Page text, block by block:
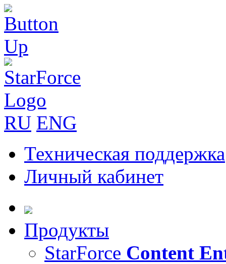
RU ENG
Техническая поддержка
Личный кабинет
Продукты
StarForce Content